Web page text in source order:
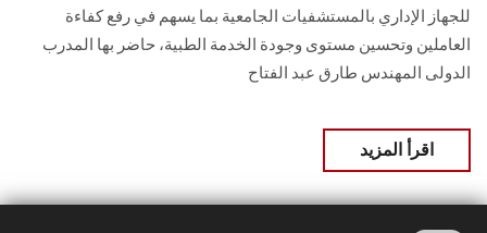
للجهاز الإداري بالمستشفيات الجامعية بما يسهم في رفع كفاءة
العاملين وتحسين مستوى وجودة الخدمة الطبية، حاضر بها المدرب
الدولى المهندس طارق عبد الفتاح
اقرأ المزيد